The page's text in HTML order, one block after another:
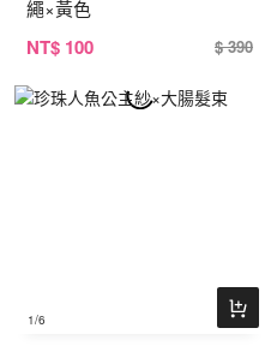
繩×黃色
NT$ 100 $ 390
1/6